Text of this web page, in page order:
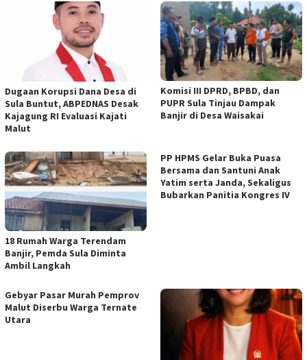
Dugaan Korupsi Dana Desa di
Sula Buntut, ABPEDNAS Desak
Kajagung RI Evaluasi Kajati
Malut
Komisi III DPRD, BPBD, dan
PUPR Sula Tinjau Dampak
Banjir di Desa Waisakai
18 Rumah Warga Terendam
Banjir, Pemda Sula Diminta
Ambil Langkah
PP HPMS Gelar Buka Puasa
Bersama dan Santuni Anak
Yatim serta Janda, Sekaligus
Bubarkan Panitia Kongres IV
Gebyar Pasar Murah Pemprov
Malut Diserbu Warga Ternate
Utara